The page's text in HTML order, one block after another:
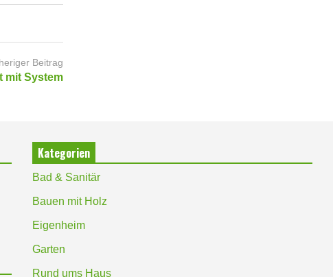
Beitrag
mit System
Kategorien
Bad & Sanitär
Bauen mit Holz
Eigenheim
Garten
Rund ums Haus